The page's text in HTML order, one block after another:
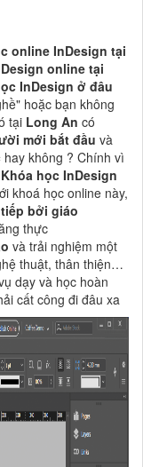
online InDesign tại
online tại
InDesign ở đâu
hoặc bạn không
tại Long An có
mới bắt đầu và
hay không ? Chính vì
Khóa học InDesign
khoá học online này,
bởi giáo
thực
và trải nghiệm một
thuật, thân thiện…
dạy và học hoàn
cất công đi đâu xa